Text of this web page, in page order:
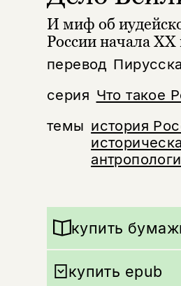
перевод
серия Что такое
темы история
И миф об
России начала XX
купить
купить epub